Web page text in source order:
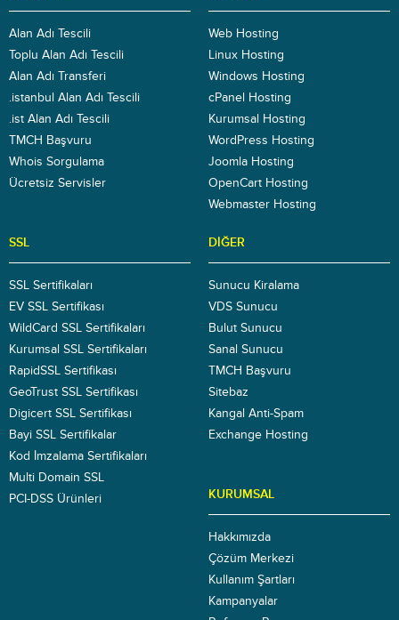
Alan Adı Tescili
Toplu Alan Adı Tescili
Alan Adı Transferi
.istanbul Alan Adı Tescili
.ist Alan Adı Tescili
TMCH Başvuru
Whois Sorgulama
Ücretsiz Servisler
Web Hosting
Linux Hosting
Windows Hosting
cPanel Hosting
Kurumsal Hosting
WordPress Hosting
Joomla Hosting
OpenCart Hosting
Webmaster Hosting
SSL
SSL Sertifikaları
EV SSL Sertifikası
WildCard SSL Sertifikaları
Kurumsal SSL Sertifikaları
RapidSSL Sertifikası
GeoTrust SSL Sertifikası
Digicert SSL Sertifikası
Bayi SSL Sertifikalar
Kod İmzalama Sertifikaları
Multi Domain SSL
PCI-DSS Ürünleri
DIĞER
Sunucu Kiralama
VDS Sunucu
Bulut Sunucu
Sanal Sunucu
TMCH Başvuru
Sitebaz
Kangal Anti-Spam
Exchange Hosting
KURUMSAL
Hakkımızda
Çözüm Merkezi
Kullanım Şartları
Kampanyalar